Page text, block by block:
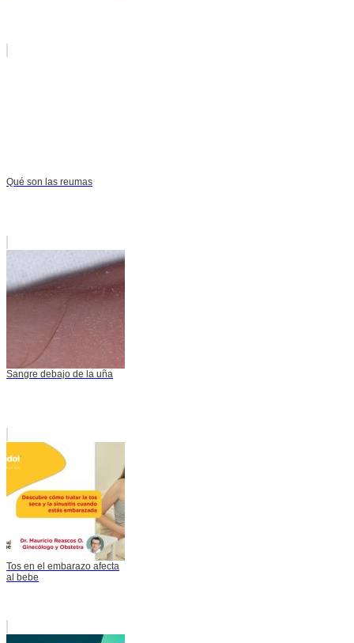
Qué son las reumas
Sangre debajo de la uña
Tos en el embarazo afecta
al bebe